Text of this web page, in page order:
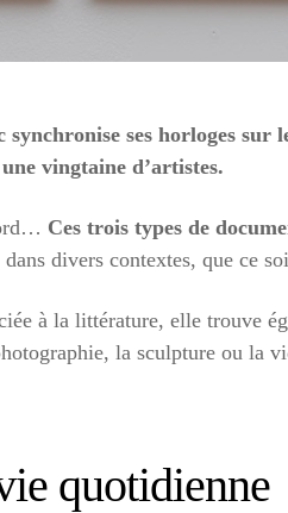
ses horloges
vingtaine d’artistes.
Ces trois types de
dans divers contextes, que
à la littérature, elle trouve
la sculpture ou la
quotidienne